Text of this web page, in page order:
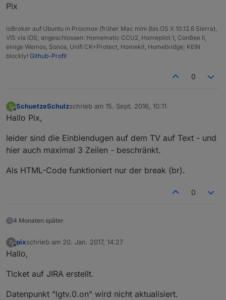
Pix
ioBroker auf Ubuntu in Proxmox (früher Mac mini (bis OS X 10.12.6 Sierra),
VIS via iOS; angeschlossen: Homematic CCU2, Homepilot 1, ConBee II,
einige Wemos, Sonos, Unifi CK+Protect, Homekit, Homebridge; KEIN
blockly! Github-Profil
0
S
Offline
SchuetzeSchulzschrieb am 15. Sept. 2016, 10:11
zuletzt editiert von
Hallo Pix,
leider sind die Einblendugen auf dem TV auf Text - und
hier auch maximal 3 Zeilen - beschränkt.
Als HTML-Code funktioniert nur der break (br).
0
4 Monaten später
P
Offline
pixschrieb am 20. Jan. 2017, 14:27
zuletzt editiert von
Hallo,
Ticket auf JIRA erstellt.
Datenpunkt "lgtv.0.on" wird nicht aktualisiert.